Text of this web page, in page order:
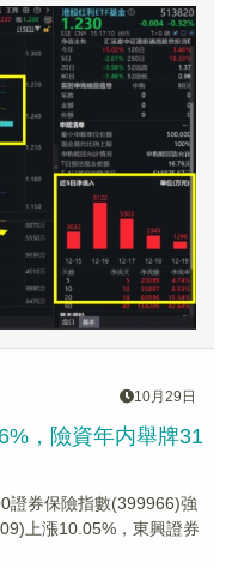
10月29日
，險資年内舉牌31
證券保險指數(399966)強
上漲10.05%，東興證券